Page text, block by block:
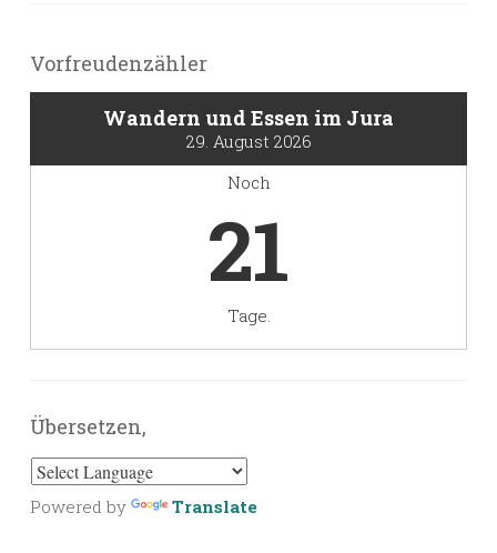
Vorfreudenzähler
Wandern und Essen im Jura
29. August 2026
Noch
21
Tage.
Übersetzen,
Powered by Translate